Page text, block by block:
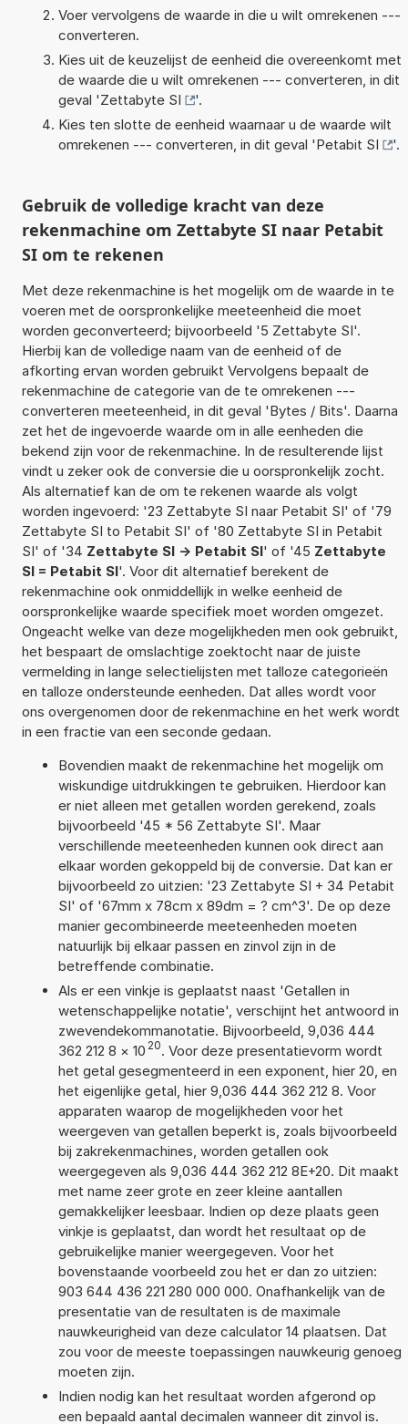
Voer vervolgens de waarde in die u wilt omrekenen ---
converteren.
Kies uit de keuzelijst de eenheid die overeenkomt met
de waarde die u wilt omrekenen --- converteren, in dit
geval 'Zettabyte SI
'.
Kies ten slotte de eenheid waarnaar u de waarde wilt
omrekenen --- converteren, in dit geval 'Petabit SI '.
Gebruik de volledige kracht van deze
rekenmachine om Zettabyte SI naar Petabit
SI om te rekenen
Met deze rekenmachine is het mogelijk om de waarde in te
voeren met de oorspronkelijke meeteenheid die moet
worden geconverteerd; bijvoorbeeld '5 Zettabyte SI'.
Hierbij kan de volledige naam van de eenheid of de
afkorting ervan worden gebruikt Vervolgens bepaalt de
rekenmachine de categorie van de te omrekenen ---
converteren meeteenheid, in dit geval 'Bytes / Bits'. Daarna
zet het de ingevoerde waarde om in alle eenheden die
bekend zijn voor de rekenmachine. In de resulterende lijst
vindt u zeker ook de conversie die u oorspronkelijk zocht.
Als alternatief kan de om te rekenen waarde als volgt
worden ingevoerd: '23 Zettabyte SI naar Petabit SI' of '79
Zettabyte SI to Petabit SI' of '80 Zettabyte SI in Petabit
SI' of '34 Zettabyte SI -> Petabit SI' of '45 Zettabyte
SI = Petabit SI'. Voor dit alternatief berekent de
rekenmachine ook onmiddellijk in welke eenheid de
oorspronkelijke waarde specifiek moet worden omgezet.
Ongeacht welke van deze mogelijkheden men ook gebruikt,
het bespaart de omslachtige zoektocht naar de juiste
vermelding in lange selectielijsten met talloze categorieën
en talloze ondersteunde eenheden. Dat alles wordt voor
ons overgenomen door de rekenmachine en het werk wordt
in een fractie van een seconde gedaan.
Bovendien maakt de rekenmachine het mogelijk om
wiskundige uitdrukkingen te gebruiken. Hierdoor kan
er niet alleen met getallen worden gerekend, zoals
bijvoorbeeld '45 * 56 Zettabyte SI'. Maar
verschillende meeteenheden kunnen ook direct aan
elkaar worden gekoppeld bij de conversie. Dat kan er
bijvoorbeeld zo uitzien: '23 Zettabyte SI + 34 Petabit
SI' of '67mm x 78cm x 89dm = ? cm^3'. De op deze
manier gecombineerde meeteenheden moeten
natuurlijk bij elkaar passen en zinvol zijn in de
betreffende combinatie.
Als er een vinkje is geplaatst naast 'Getallen in
wetenschappelijke notatie', verschijnt het antwoord in
zwevendekommanotatie. Bijvoorbeeld, 9,036 444
362 212 8 × 10 20. Voor deze presentatievorm wordt
het getal gesegmenteerd in een exponent, hier 20, en
het eigenlijke getal, hier 9,036 444 362 212 8. Voor
apparaten waarop de mogelijkheden voor het
weergeven van getallen beperkt is, zoals bijvoorbeeld
bij zakrekenmachines, worden getallen ook
weergegeven als 9,036 444 362 212 8E+20. Dit maakt
met name zeer grote en zeer kleine aantallen
gemakkelijker leesbaar. Indien op deze plaats geen
vinkje is geplaatst, dan wordt het resultaat op de
gebruikelijke manier weergegeven. Voor het
bovenstaande voorbeeld zou het er dan zo uitzien:
903 644 436 221 280 000 000. Onafhankelijk van de
presentatie van de resultaten is de maximale
nauwkeurigheid van deze calculator 14 plaatsen. Dat
zou voor de meeste toepassingen nauwkeurig genoeg
moeten zijn.
Indien nodig kan het resultaat worden afgerond op
een bepaald aantal decimalen wanneer dit zinvol is.